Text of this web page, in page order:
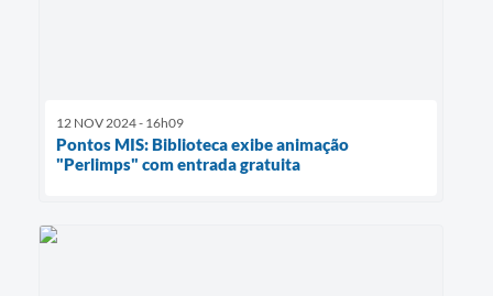
12 NOV 2024 - 16h09
Pontos MIS: Biblioteca exibe animação
"Perlimps" com entrada gratuita